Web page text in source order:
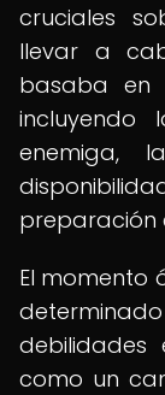
cruciales
llevar a
basaba en
incluyendo
enemiga,
preparación
El momento
como un